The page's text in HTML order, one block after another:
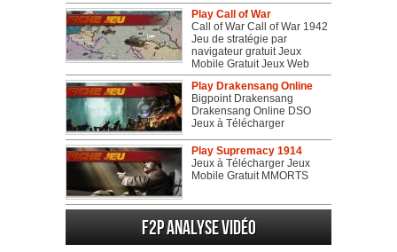
Play Call of War
Call of War Call of War 1942
Jeu de stratégie par
navigateur gratuit Jeux
Mobile Gratuit Jeux Web
Play Drakensang Online
Bigpoint Drakensang
Drakensang Online DSO
Jeux à Télécharger
Play Supremacy 1914
Jeux à Télécharger Jeux
Mobile Gratuit MMORTS
F2P Analyse vidéo